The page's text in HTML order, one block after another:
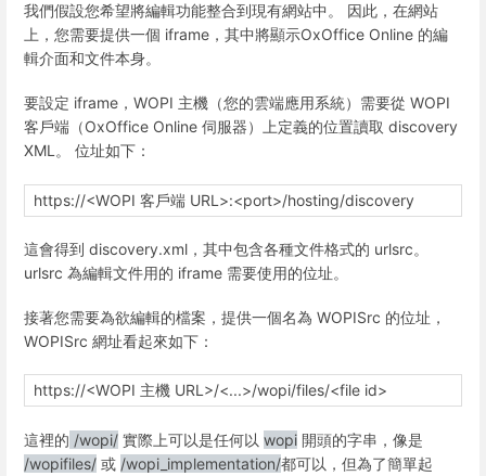
我們假設您希望將編輯功能整合到現有網站中。 因此，在網站
上，您需要提供一個 iframe，其中將顯示OxOffice Online 的編
輯介面和文件本身。
要設定 iframe，WOPI 主機（您的雲端應用系統）需要從 WOPI
客戶端（OxOffice Online 伺服器）上定義的位置讀取 discovery
XML。 位址如下：
https://<WOPI 客戶端 URL>:<port>/hosting/discovery
這會得到 discovery.xml，其中包含各種文件格式的 urlsrc。
urlsrc 為編輯文件用的 iframe 需要使用的位址。
接著您需要為欲編輯的檔案，提供一個名為 WOPISrc 的位址，
WOPISrc 網址看起來如下：
https://<WOPI 主機 URL>/<...>/wopi/files/<file id>
這裡的 /wopi/ 實際上可以是任何以 wopi 開頭的字串，像是
/wopifiles/ 或 /wopi_implementation/都可以，但為了簡單起